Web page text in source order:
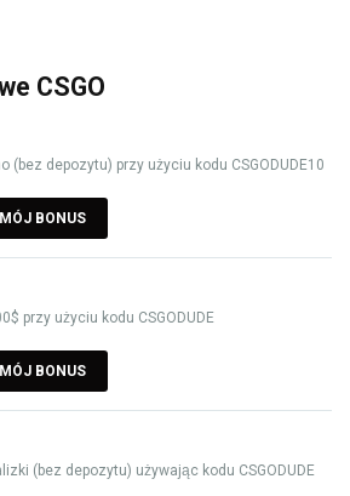
CSGO
(bez depozytu) przy użyciu kodu CSGODUDE10
BONUS
przy użyciu kodu CSGODUDE
BONUS
(bez depozytu) używając kodu CSGODUDE